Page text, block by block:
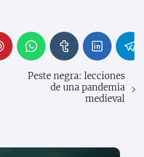
Peste negra: lecciones
de una pandemia
medieval